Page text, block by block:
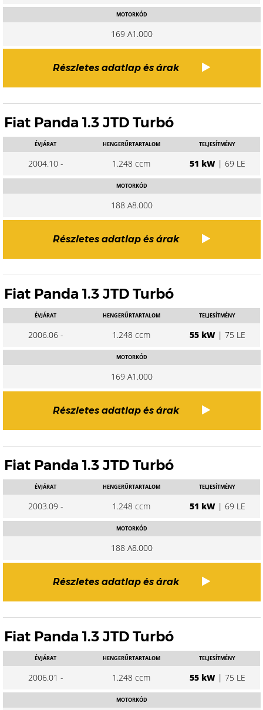
MOTORKÓD
169 A1.000
Részletes adatlap és árak
Fiat Panda 1.3 JTD Turbó
ÉVJÁRAT
2004.10 -
HENGERŰRTARTALOM
1.248 ccm
TELJESÍTMÉNY
51 kW| 69 LE
MOTORKÓD
188 A8.000
Részletes adatlap és árak
Fiat Panda 1.3 JTD Turbó
ÉVJÁRAT
2006.06 -
HENGERŰRTARTALOM
1.248 ccm
TELJESÍTMÉNY
55 kW| 75 LE
MOTORKÓD
169 A1.000
Részletes adatlap és árak
Fiat Panda 1.3 JTD Turbó
ÉVJÁRAT
2003.09 -
HENGERŰRTARTALOM
1.248 ccm
TELJESÍTMÉNY
51 kW| 69 LE
MOTORKÓD
188 A8.000
Részletes adatlap és árak
Fiat Panda 1.3 JTD Turbó
ÉVJÁRAT
2006.01 -
HENGERŰRTARTALOM
1.248 ccm
TELJESÍTMÉNY
55 kW| 75 LE
MOTORKÓD